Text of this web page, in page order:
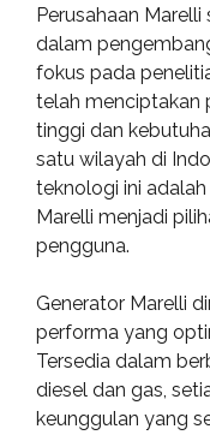
Perusahaan
dalam
fokus pada
telah menciptakan
tinggi dan
satu wilayah di
teknologi ini
Marelli menjadi
pengguna.
Generator Marelli
performa yang
Tersedia dalam
diesel dan gas,
keunggulan yang